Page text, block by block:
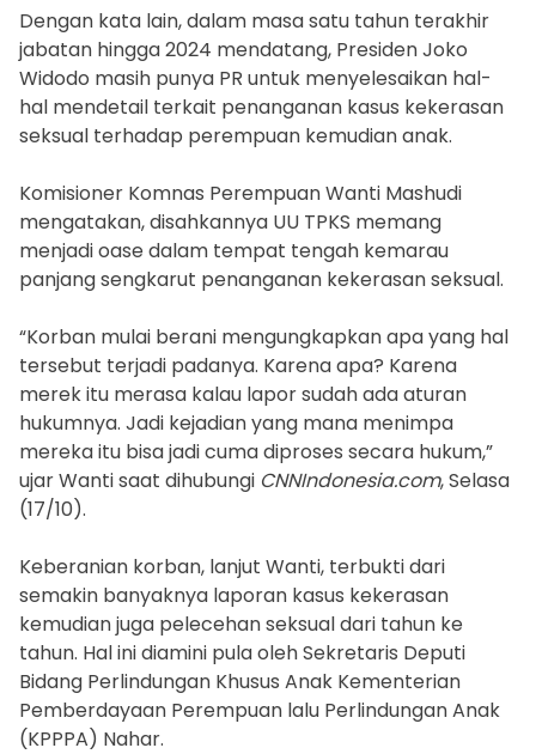
Dengan kata lain, dalam masa satu tahun terakhir
jabatan hingga 2024 mendatang, Presiden Joko
Widodo masih punya PR untuk menyelesaikan hal-
hal mendetail terkait penanganan kasus kekerasan
seksual terhadap perempuan kemudian anak.
Komisioner Komnas Perempuan Wanti Mashudi
mengatakan, disahkannya UU TPKS memang
menjadi oase dalam tempat tengah kemarau
panjang sengkarut penanganan kekerasan seksual.
“Korban mulai berani mengungkapkan apa yang hal
tersebut terjadi padanya. Karena apa? Karena
merek itu merasa kalau lapor sudah ada aturan
hukumnya. Jadi kejadian yang mana menimpa
mereka itu bisa jadi cuma diproses secara hukum,”
ujar Wanti saat dihubungi CNNIndonesia.com, Selasa
(17/10).
Keberanian korban, lanjut Wanti, terbukti dari
semakin banyaknya laporan kasus kekerasan
kemudian juga pelecehan seksual dari tahun ke
tahun. Hal ini diamini pula oleh Sekretaris Deputi
Bidang Perlindungan Khusus Anak Kementerian
Pemberdayaan Perempuan lalu Perlindungan Anak
(KPPPA) Nahar.